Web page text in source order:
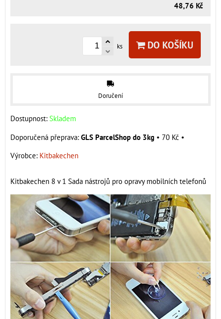
48,76 Kč
ks DO KOŠÍKU
Doručení
Dostupnost: Skladem
GLS ParcelShop do 3kg • 70 Kč •
Výrobce: Kitbakechen
Kitbakechen 8 v 1 Sada nástrojů pro opravy mobilních telefonů